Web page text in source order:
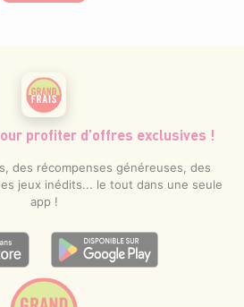
profiter d’offres exclusives !
des récompenses généreuses, des
jeux inédits... le tout dans une seule
app !